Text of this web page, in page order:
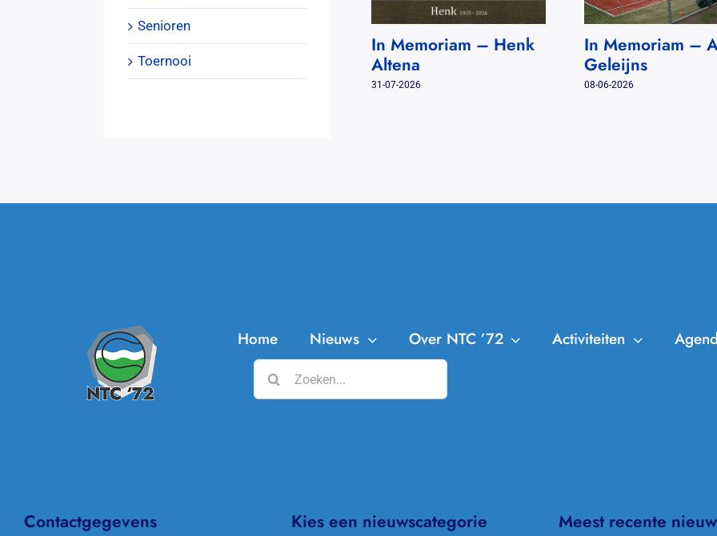
Senioren
Toernooi
In Memoriam – Henk
Altena
31-07-2026
In Memoriam –
Geleijns
08-06-2026
Home Nieuws Over NTC ’72 Activiteiten
Zoeken
naar:
Contactgegevens Kies een nieuwscategorie Meest recente